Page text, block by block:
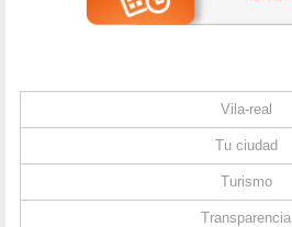
Vila-real
Tu ciudad
Turismo
Transparencia